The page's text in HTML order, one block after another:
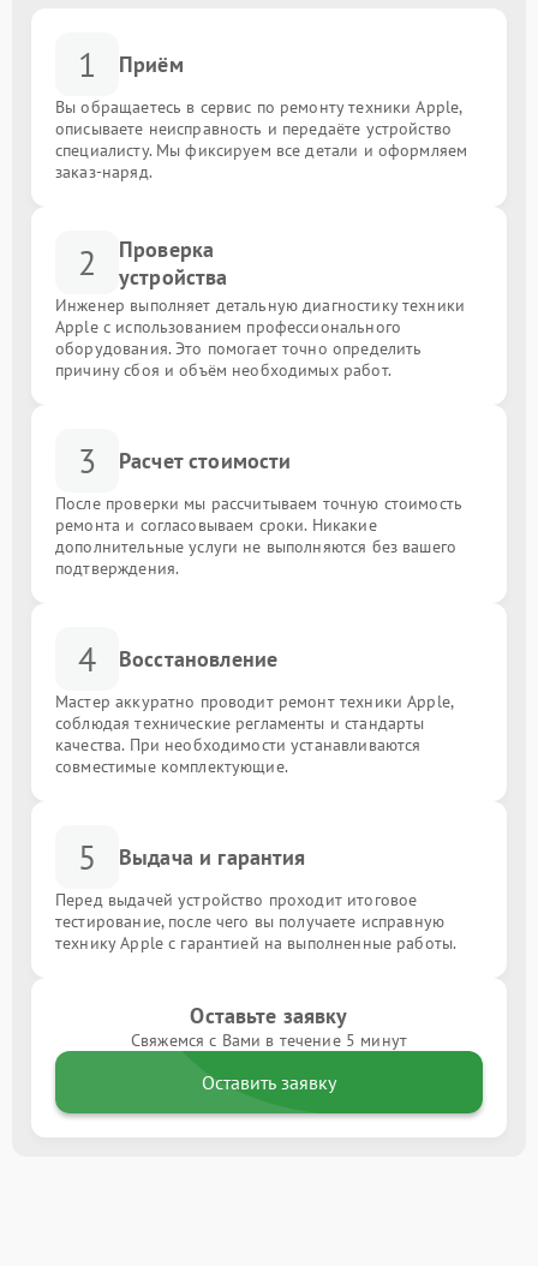
1 Приём
Вы обращаетесь в сервис по ремонту техники Apple,
описываете неисправность и передаёте устройство
специалисту. Мы фиксируем все детали и оформляем
заказ-наряд.
2
Проверка
устройства
Инженер выполняет детальную диагностику техники
Apple с использованием профессионального
оборудования. Это помогает точно определить
причину сбоя и объём необходимых работ.
3 Расчет стоимости
После проверки мы рассчитываем точную стоимость
ремонта и согласовываем сроки. Никакие
дополнительные услуги не выполняются без вашего
подтверждения.
4 Восстановление
Мастер аккуратно проводит ремонт техники Apple,
соблюдая технические регламенты и стандарты
качества. При необходимости устанавливаются
совместимые комплектующие.
5 Выдача и гарантия
Перед выдачей устройство проходит итоговое
тестирование, после чего вы получаете исправную
технику Apple с гарантией на выполненные работы.
Оставьте заявку
Свяжемся с Вами в течение 5 минут
Оставить заявку